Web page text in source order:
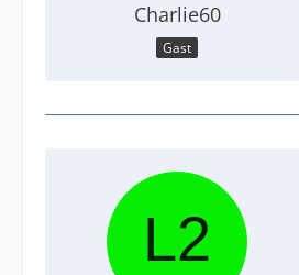
Charlie60
Gast